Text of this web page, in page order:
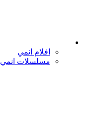
افلام انمي
مسلسلات انمي